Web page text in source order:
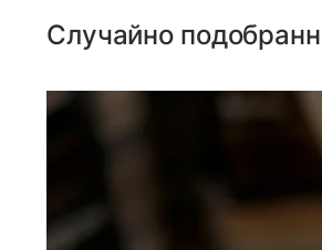
Случайно